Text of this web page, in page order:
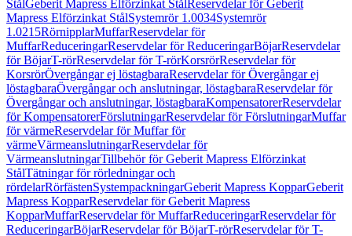
StålGeberit Mapress Elförzinkat StålReservdelar för Geberit
Mapress Elförzinkat StålSystemrör 1.0034Systemrör
1.0215RörnipplarMuffarReservdelar för
MuffarReduceringarReservdelar för ReduceringarBöjarReservdelar
för BöjarT-rörReservdelar för T-rörKorsrörReservdelar för
KorsrörÖvergångar ej löstagbaraReservdelar för Övergångar ej
löstagbaraÖvergångar och anslutningar, löstagbaraReservdelar för
Övergångar och anslutningar, löstagbaraKompensatorerReservdelar
för KompensatorerFörslutningarReservdelar för FörslutningarMuffar
för värmeReservdelar för Muffar för
värmeVärmeanslutningarReservdelar för
VärmeanslutningarTillbehör för Geberit Mapress Elförzinkat
StålTätningar för rörledningar och
rördelarRörfästenSystempackningarGeberit Mapress KopparGeberit
Mapress KopparReservdelar för Geberit Mapress
KopparMuffarReservdelar för MuffarReduceringarReservdelar för
ReduceringarBöjarReservdelar för BöjarT-rörReservdelar för T-